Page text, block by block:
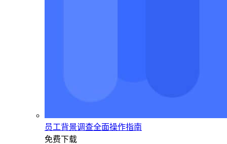
员工背景调查全面操作指南
免费下载